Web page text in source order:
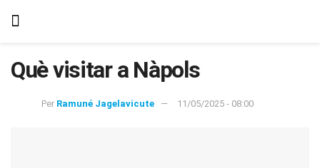
Què visitar a Nàpols
Per Ramuné Jagelavicute 11/05/2025 - 08:00